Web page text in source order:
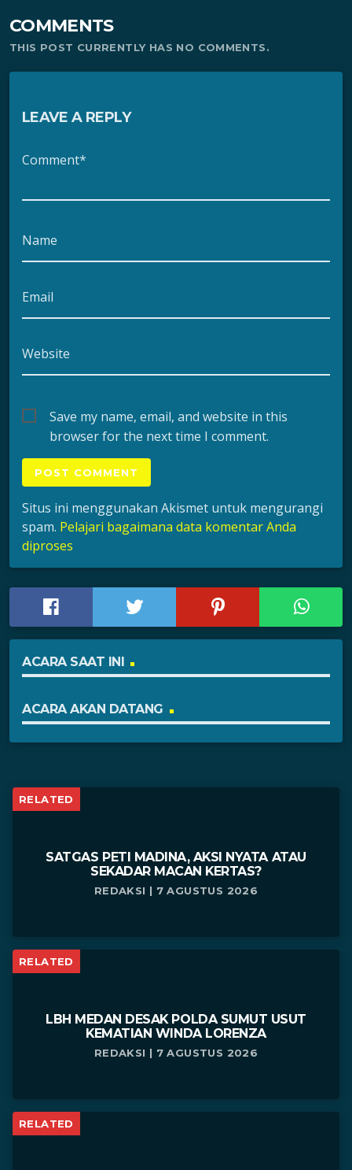
COMMENTS
THIS POST CURRENTLY HAS NO COMMENTS.
LEAVE A REPLY
Comment*
Name
Email
Website
Save my name, email, and website in this
browser for the next time I comment.
Situs ini menggunakan Akismet untuk mengurangi
spam. Pelajari bagaimana data komentar Anda
diproses
ACARA SAAT INI
ACARA AKAN DATANG
RELATED
SATGAS PETI MADINA, AKSI NYATA ATAU
SEKADAR MACAN KERTAS?
REDAKSI | 7 AGUSTUS 2026
RELATED
LBH MEDAN DESAK POLDA SUMUT USUT
KEMATIAN WINDA LORENZA
REDAKSI | 7 AGUSTUS 2026
RELATED